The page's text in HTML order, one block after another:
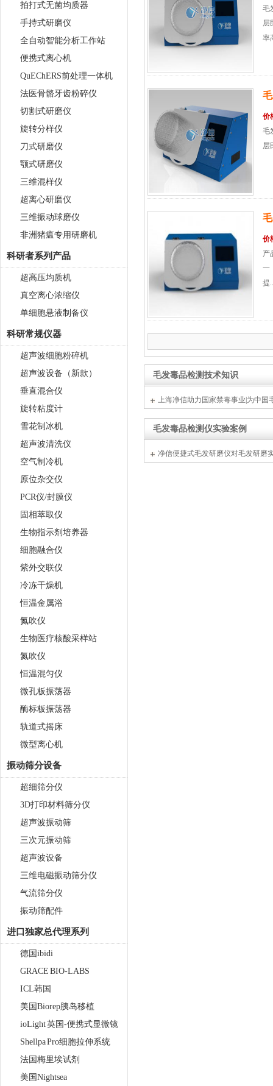
拍打式无菌均质器
手持式研磨仪
全自动智能分析工作站
便携式离心机
QuEChERS前处理一体机
法医骨骼牙齿粉碎仪
切割式研磨仪
旋转分样仪
刀式研磨仪
颚式研磨仪
三维混样仪
超离心研磨仪
三维振动球磨仪
非洲猪瘟专用研磨机
科研者系列产品
超高压均质机
真空离心浓缩仪
单细胞悬液制备仪
科研常规仪器
超声波细胞粉碎机
超声波设备（新款）
垂直混合仪
旋转粘度计
雪花制冰机
超声波清洗仪
空气制冷机
原位杂交仪
PCR仪/封膜仪
固相萃取仪
生物指示剂培养器
细胞融合仪
紫外交联仪
冷冻干燥机
恒温金属浴
氮吹仪
生物医疗核酸采样站
氮吹仪
恒温混匀仪
微孔板振荡器
酶标板振荡器
轨道式摇床
微型离心机
振动筛分设备
超细筛分仪
3D打印材料筛分仪
超声波振动筛
三次元振动筛
超声波设备
三维电磁振动筛分仪
气流筛分仪
振动筛配件
进口独家总代理系列
德国ibidi
GRACE BIO-LABS
ICL韩国
美国Biorep胰岛移植
ioLight 英国-便携式显微镜
Shellpa Pro细胞拉伸系统
法国梅里埃试剂
美国Nightsea
毛
层
率
价
毛
层
价
产
一
提
毛发毒品检测技术知识
上海净信助力国家禁毒事业|为中国
毛发毒品检测仪实验案例
净信便捷式毛发研磨仪对毛发研磨